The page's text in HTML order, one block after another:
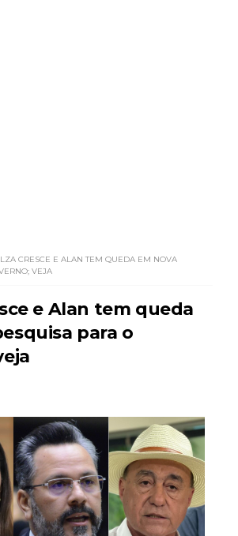
CRESCE E ALAN TEM QUEDA EM NOVA
VEJA
e Alan tem queda
para o